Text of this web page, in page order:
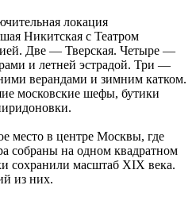
локация
Никитская с Театром
Две — Тверская. Четыре —
и летней эстрадой. Три —
верандами и зимним катком.
московские шефы, бутики
место в центре Москвы, где
собраны на одном квадратном
сохранили масштаб XIX века.
из них.